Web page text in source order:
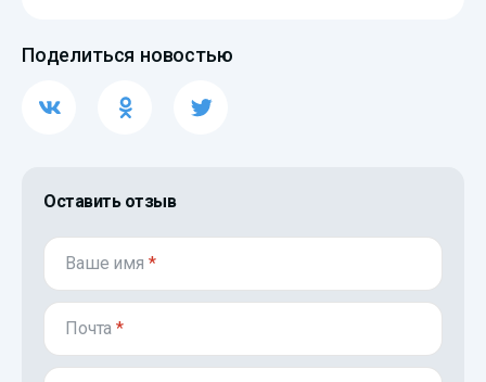
Поделиться новостью
Оставить отзыв
Ваше имя *
Почта*